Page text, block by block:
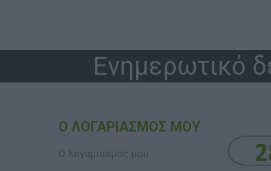
Ενημερωτικό
Ο ΛΟΓΑΡΙΑΣΜΌΣ ΜΟΥ
Ο λογαριασμός μου